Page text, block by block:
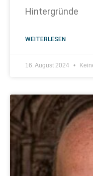
Hintergründe
WEITERLESEN
16. August 2024